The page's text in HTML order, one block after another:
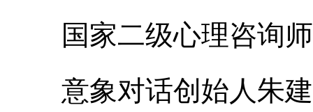
国家二级心理咨询师
意象对话创始人朱建